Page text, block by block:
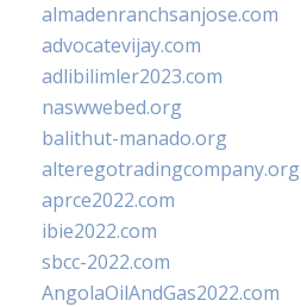
almadenranchsanjose.com
advocatevijay.com
adlibilimler2023.com
naswwebed.org
balithut-manado.org
alteregotradingcompany.org
aprce2022.com
ibie2022.com
sbcc-2022.com
AngolaOilAndGas2022.com